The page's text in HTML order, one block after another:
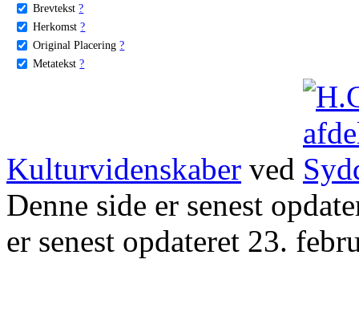
Brevtekst ?
Herkomst ?
Original Placering ?
Metatekst ?
Kulturvidenskaber ved
Denne side er senest
er senest opdateret 23.